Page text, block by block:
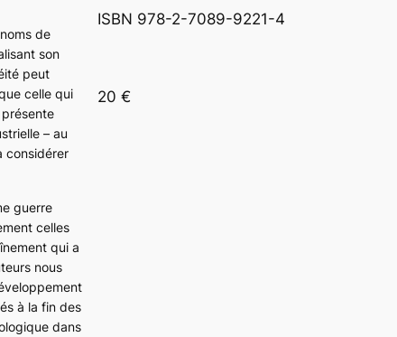
de
son
peut
celle qui
– au
considérer
guerre
celles
qui a
nous
à la fin des
dans
ISBN 978-2-7089-9221-4
20 €